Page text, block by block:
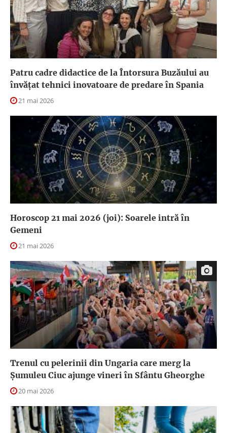
Patru cadre didactice de la Întorsura Buzăului au
învățat tehnici inovatoare de predare în Spania
21 mai 2026
Horoscop 21 mai 2026 (joi): Soarele intră în
Gemeni
21 mai 2026
Trenul cu pelerinii din Ungaria care merg la
Şumuleu Ciuc ajunge vineri în Sfântu Gheorghe
20 mai 2026